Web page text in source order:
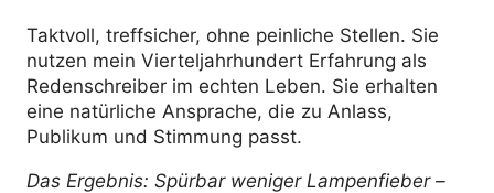
Taktvoll, treffsicher, ohne peinliche Stellen. Sie
nutzen mein Vierteljahrhundert Erfahrung als
Redenschreiber im echten Leben. Sie erhalten
eine natürliche Ansprache, die zu Anlass,
Publikum und Stimmung passt.
Das Ergebnis: Spürbar weniger Lampenfieber –